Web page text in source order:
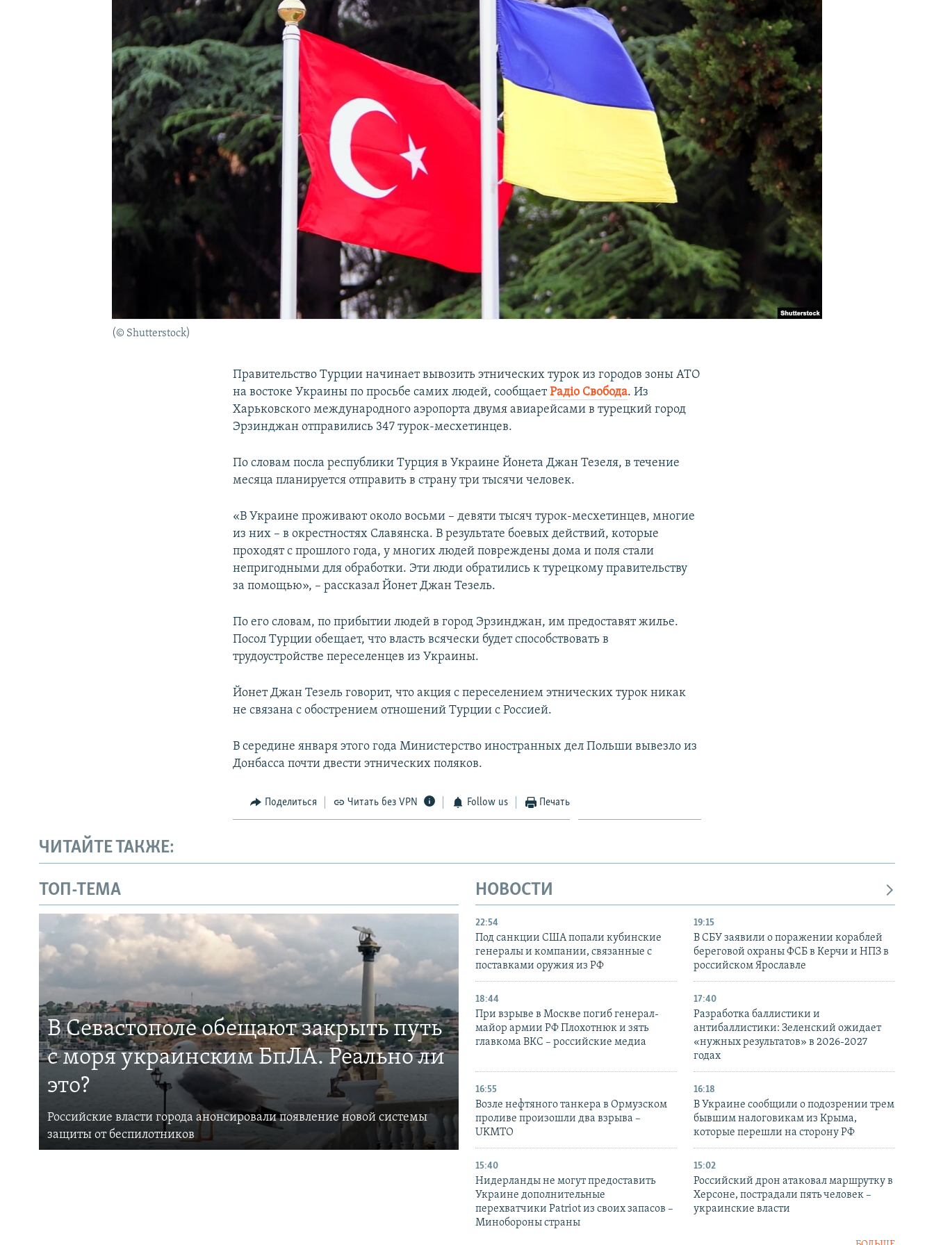
УКРАИНСКАЯ ПРОБЛЕМА КРЫМА
(© Shutterstock)
Правительство Турции начинает вывозить этнических турок из городов зоны АТО
на востоке Украины по просьбе самих людей, сообщаетРадіо Свобода. Из
Харьковского международного аэропорта двумя авиарейсами в турецкий город
Эрзинджан отправились 347 турок-месхетинцев.
По словам посла республики Турция в Украине Йонета Джан Тезеля, в течение
месяца планируется отправить в страну три тысячи человек.
«В Украине проживают около восьми – девяти тысяч турок-месхетинцев, многие
из них – в окрестностях Славянска. В результате боевых действий, которые
проходят с прошлого года, у многих людей повреждены дома и поля стали
непригодными для обработки. Эти люди обратились к турецкому правительству
за помощью», – рассказал Йонет Джан Тезель.
По его словам, по прибытии людей в город Эрзинджан, им предоставят жилье.
Посол Турции обещает, что власть всячески будет способствовать в
трудоустройстве переселенцев из Украины.
Йонет Джан Тезель говорит, что акция с переселением этнических турок никак
не связана с обострением отношений Турции с Россией.
В середине января этого года Министерство иностранных дел Польши вывезло из
Донбасса почти двести этнических поляков.
Поделиться Читать без VPN Follow us Печать
ЧИТАЙТЕ ТАКЖЕ:
ТОП-ТЕМА
В Севастополе обещают закрыть путь
с моря украинским БпЛА. Реально ли
это?
Российские власти города анонсировали появление новой системы
защиты от беспилотников
НОВОСТИ
22:54
Под санкции США попали кубинские
генералы и компании, связанные с
поставками оружия из РФ
19:15
В СБУ заявили о поражении кораблей
береговой охраны ФСБ в Керчи и НПЗ в
российском Ярославле
18:44
При взрыве в Москве погиб генерал-
майор армии РФ Плохотнюк и зять
главкома ВКС – российские медиа
17:40
Разработка баллистики и
антибаллистики: Зеленский ожидает
«нужных результатов» в 2026-2027
годах
16:55
Возле нефтяного танкера в Ормузском
проливе произошли два взрыва –
UKMTO
16:18
В Украине сообщили о подозрении трем
бывшим налоговикам из Крыма,
которые перешли на сторону РФ
15:40
Нидерланды не могут предоставить
Украине дополнительные
перехватчики Patriot из своих запасов –
Минобороны страны
15:02
Российский дрон атаковал маршрутку в
Херсоне, пострадали пять человек –
украинские власти